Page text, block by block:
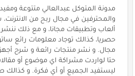
مدونة المتوكل عبدالعالي متتوعة
والمحترفين في مجال ربح من
ألعاب وتطبيقات مجانا، و مع ذلك ننشر
حصريا، كذالك توجاد معلومات رائع
مجال. و نشر منتجات رائعة و شرح أجهزة
حتا لواردت مشراكة اي موضوع أو
ليستفيد الجميع أو أي فكرة. و